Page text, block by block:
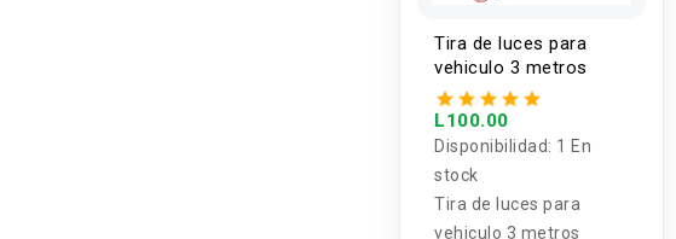
Tira de luces para
vehiculo 3 metros
L100.00
Disponibilidad: 1 En
stock
Tira de luces para
vehiculo 3 metros